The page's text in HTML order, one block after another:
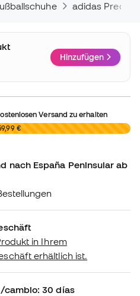
adidas
Hinzufügen
Versand zu erhalten
€
nach España Peninsular ab
in Ihrem
erhältlich ist.
cambio: 30 días